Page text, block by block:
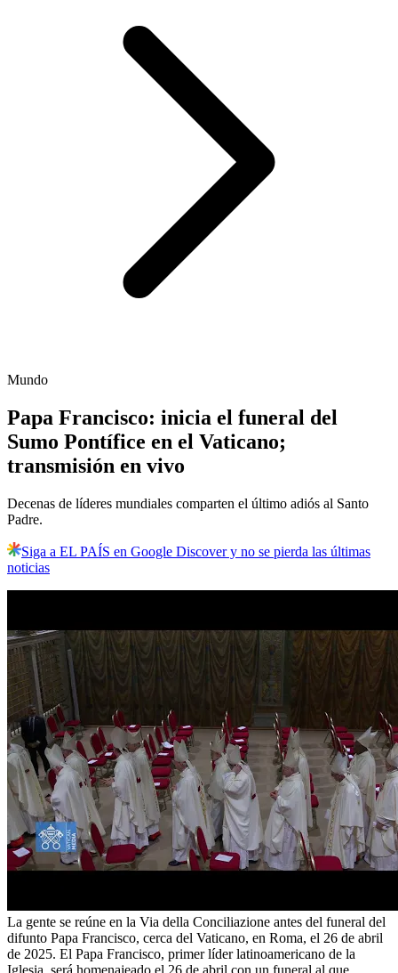
Mundo
Papa Francisco: inicia el funeral del
Sumo Pontífice en el Vaticano;
transmisión en vivo
Decenas de líderes mundiales comparten el último adiós al Santo
Padre.
Siga a EL PAÍS en Google Discover y no se pierda las últimas
noticias
La gente se reúne en la Via della Conciliazione antes del funeral del
difunto Papa Francisco, cerca del Vaticano, en Roma, el 26 de abril
de 2025. El Papa Francisco, primer líder latinoamericano de la